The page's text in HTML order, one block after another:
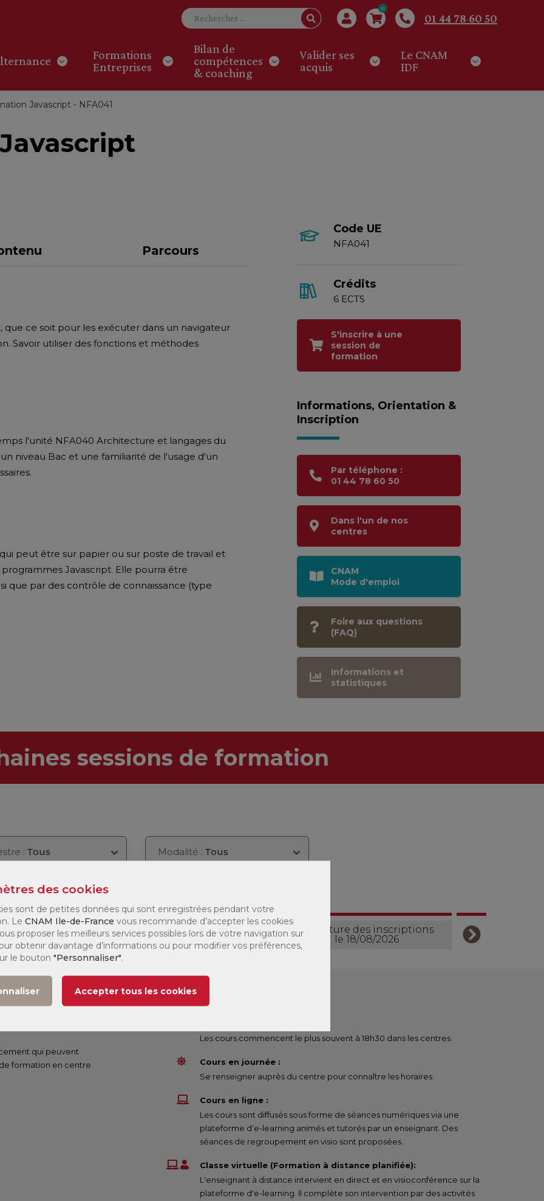
0
01 44 78 60 50
Formations
Entreprises
Bilan de
compétences
& coaching
Valider ses
acquis
Le CNAM
IDF
Javascript - NFA041
Parcours
que ce soit pour les exécuter dans un navigateur
Savoir utiliser des fonctions et méthodes
l'unité NFA040 Architecture et langages du
niveau Bac et une familiarité de l'usage d'un
peut être sur papier ou sur poste de travail et
Javascript. Elle pourra être
que par des contrôle de connaissance (type
Code UE
NFA041
Crédits
6 ECTS
S'inscrire à une
session de
formation
Informations, Orientation &
Inscription
Par téléphone :
01 44 78 60 50
Dans l'un de nos
centres
CNAM
Mode d'emploi
Foire aux questions
(FAQ)
Informations et
statistiques
sessions de formation
: Tous Modalité : Tous
Jours de
207 €(1)
Ouverture des inscriptions
le 18/08/2026
qui peuvent
formation en centre
Les cours commencent le plus souvent à 18h30 dans les centres.
Cours en journée :
Se renseigner auprès du centre pour connaître les horaires.
Cours en ligne :
Les cours sont diffusés sous forme de séances numériques via une
plateforme d’e-learning animés et tutorés par un enseignant. Des
séances de regroupement en visio sont proposées.
Classe virtuelle (Formation à distance planifiée):
L'enseignant à distance intervient en direct et en visioconférence sur la
plateforme d'e-learning. Il complète son intervention par des activités
des cookies
sont de petites données qui sont enregistrées pendant votre
Le CNAM Ile-de-France vous recommande d’accepter les cookies
proposer les meilleurs services possibles lors de votre navigation sur
obtenir davantage d’informations ou pour modifier vos préférences,
le bouton "Personnaliser".
Accepter tous les cookies